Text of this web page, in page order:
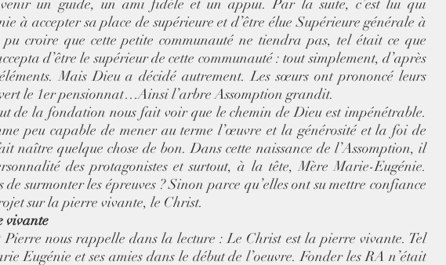
un guide, un ami fidèle et un appui. Par la suite, c’est lui qui
à accepter sa place de supérieure et d’être élue Supérieure générale à
croire que cette petite communauté ne tiendra pas, tel était ce que
d’être le supérieur de cette communauté : tout simplement, d’après
Mais Dieu a décidé autrement. Les sœurs ont prononcé leurs
le 1er pensionnat…Ainsi l’arbre Assomption grandit.
de la fondation nous fait voir que le chemin de Dieu est impénétrable.
peu capable de mener au terme l’œuvre et la générosité et la foi de
naître quelque chose de bon. Dans cette naissance de l’Assomption, il
des protagonistes et surtout, à la tête, Mère Marie-Eugénie.
de surmonter les épreuves ? Sinon parce qu’elles ont su mettre confiance
sur la pierre vivante, le Christ.
vivante
Pierre nous rappelle dans la lecture : Le Christ est la pierre vivante. Tel
Eugénie et ses amies dans le début de l’oeuvre. Fonder les RA n’était